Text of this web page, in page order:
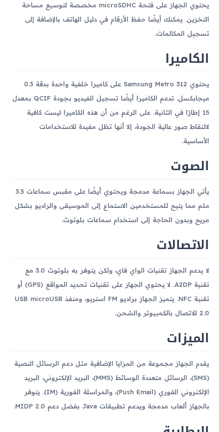
يحتوي الجهاز على فتحة microSDHC مخصصة لتوسيع مساحة
التخزين. يمكنك أيضًا حفظ الأرقام في دليل الهاتف بالإضافة إلى
تسجيل المكالمات.
الكاميرا
يحتوي Samsung Metro 312 على كاميرا خلفية واحدة بدقة 0.3
ميجابكسل. تدعم الكاميرا أيضًا تسجيل الفيديو بجودة QCIF بمعدل
15 إطارًا في الثانية. على الرغم من أن هذه الكاميرا ليست كافية
لالتقاط صور عالية الجودة، إلا أنها تظل مفيدة للاستخدامات
الأساسية.
الصوت
يأتي الجهاز بسماعة مدمجة ويحتوي أيضًا على مقبس سماعات 3.5
ملم مما يتيح للمستخدمين الاستماع إلى الموسيقى والراديو بشكل
مريح وبدون الحاجة إلى استخدام سماعات بلوتوث.
الاتصالات
لا يدعم الجهاز تقنيات الواي فاي، ولكن يتوفر به بلوتوث 3.0 مع
تقنية A2DP. لا يحتوي الجهاز على تقنيات تحديد المواقع (GPS) أو
تقنية NFC. يتميز الجهاز براديو FM استريو، ومنفذ USB microUSB
2.0 للاتصال بالكمبيوتر والشحن.
الميزات
يقدم الجهاز مجموعة من المزايا الإضافية مثل دعم الرسائل النصية
(SMS)، الرسائل متعددة الوسائط (MMS)، البريد الإلكتروني، البريد
الإلكتروني الفوري (Push Email)، والمراسلة الفورية (IM). يتوفر
بالجهاز ألعاب مدمجة ويدعم تطبيقات Java بفضل دعم MIDP 2.0.